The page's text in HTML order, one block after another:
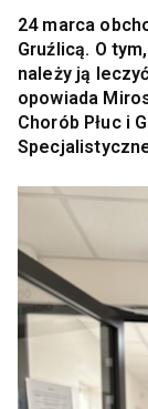
24 marca
Gruźlicą. O
należy ją
opowiada
Chorób Płuc i